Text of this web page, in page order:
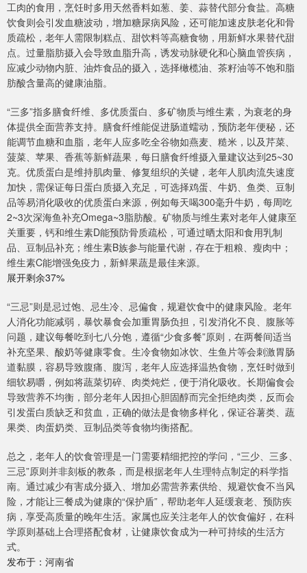
工肉的食用，烹饪时多用天然香料如葱、姜、蒜替代部分食盐。高糖
饮食则会引发血糖波动，增加糖尿病风险，还可能加速皮肤老化和骨
质疏松，老年人需限制糕点、甜饮料等高糖食物，用新鲜水果替代甜
点。过量脂肪摄入会导致血脂升高，诱发动脉硬化和心脑血管疾病，
应减少动物内脏、油炸食品的摄入，选择橄榄油、茶籽油等不饱和脂
肪酸含量高的健康油脂。
“三多”指多膳食纤维、多优质蛋白、多矿物质与维生素，为衰老的身
体提供全面营养支持。膳食纤维能促进肠道蠕动，预防老年便秘，还
能调节血糖和血脂，老年人应多吃全谷物如燕麦、糙米，以及芹菜、
菠菜、苹果、香蕉等新鲜蔬果，每日膳食纤维摄入量建议达到25~30
克。优质蛋白是维持肌肉量、修复组织的关键，老年人肌肉流失速度
加快，需保证每日蛋白质摄入充足，可选择鸡蛋、牛奶、鱼类、豆制
品等易消化吸收的优质蛋白来源，例如每天喝300毫升牛奶，每周吃
2~3次深海鱼补充Omega~3脂肪酸。矿物质与维生素对老年人健康至
关重要，钙和维生素D能预防骨质疏松，可通过晒太阳和食用乳制
品、豆制品补充；维生素B族参与能量代谢，存在于粗粮、瘦肉中；
维生素C能增强免疫力，新鲜果蔬是最佳来源。
展开剩余37%
“三忌”则是忌过饱、忌生冷、忌偏食，规避饮食中的健康风险。老年
人消化功能减弱，暴饮暴食会加重胃肠负担，引发消化不良、腹胀等
问题，建议每餐吃到七八分饱，遵循“少食多餐”原则，在两餐间适当
补充坚果、酸奶等健康零食。生冷食物如冰饮、生鱼片等会刺激胃肠
道黏膜，容易导致腹痛、腹泻，老年人应选择温热食物，烹饪时做到
细软易嚼，例如将蔬菜切碎、肉类炖烂，便于消化吸收。长期偏食会
导致营养不均衡，部分老年人因担心胆固醇而完全拒绝肉类，反而会
引发蛋白质缺乏和贫血，正确的做法是食物多样化，保证谷薯类、蔬
果类、肉蛋奶类、豆制品类等食物均衡搭配。
总之，老年人的饮食管理是一门需要精细把控的学问，“三少、三多、
三忌”原则并非刻板的教条，而是根据老年人生理特点制定的科学指
南。通过减少有害成分摄入、增加必需营养素供给、规避饮食不当风
险，才能让三餐成为健康的“保护盾”，帮助老年人延缓衰老、预防疾
病，享受高质量的晚年生活。家属也应关注老年人的饮食偏好，在科
学原则基础上合理搭配食材，让健康饮食成为一种可持续的生活方
式。
发布于：河南省